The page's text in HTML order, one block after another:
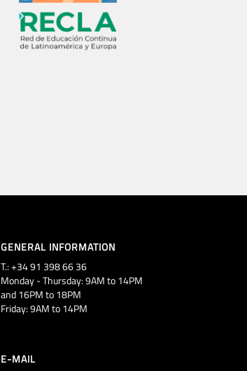
GENERAL INFORMATION
T.: +34 91 398 66 36
Monday - Thursday: 9AM to 14PM
and 16PM to 18PM
Friday: 9AM to 14PM
E-MAIL